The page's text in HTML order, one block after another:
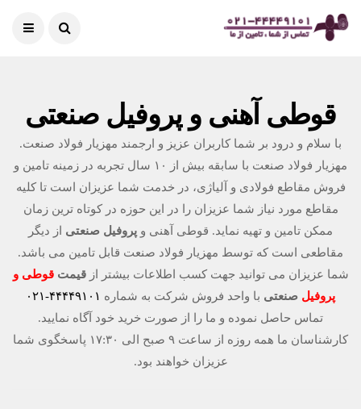
قوطی آهنی و پروفیل صنعتی
با سلام و درود بر شما کاربران عزیز و ارجمند مهزیار فولاد صنعت.
مهزیار فولاد صنعت با سابقه بیش از ۱۰ سال تجربه در زمینه تامین و
فروش مقاطع فولادی و آلیاژی، در خدمت شما عزیزان است تا کلیه
مقاطع مورد نیاز شما عزیزان را در این حوزه در کوتاه ترین زمان
ممکن تامین و تهیه نماید. قوطی آهنی و پروفیل صنعتی از دیگر
مقاطعی است که توسط مهزیار فولاد صنعت قابل تامین می باشد.
شما عزیزان می توانید جهت کسب اطلاعات بیشتر ازقیمتقوطی و
پروفیل صنعتی با واحد فروش شرکت به شماره ۴۴۴۴۹۱۰۱-۰۲۱
تماس حاصل نموده و ما را از صورت خرید خود آگاه نمایید.
کارشناسان ما همه روزه از ساعت ۹ صبح الی ۱۷:۳۰ پاسخگوی شما
عزیزان خواهند بود.